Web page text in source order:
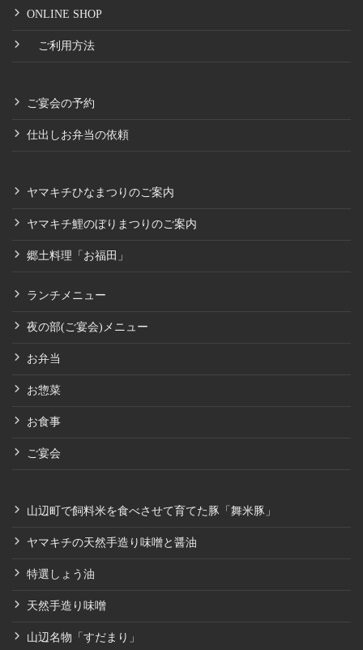
ONLINE SHOP
ご利用方法
ご宴会の予約
仕出しお弁当の依頼
ヤマキチひなまつりのご案内
ヤマキチ鯉のぼりまつりのご案内
郷土料理「お福田」
ランチメニュー
夜の部(ご宴会)メニュー
お弁当
お惣菜
お食事
ご宴会
山辺町で飼料米を食べさせて育てた豚「舞米豚」
ヤマキチの天然手造り味噌と醤油
特選しょう油
天然手造り味噌
山辺名物「すだまり」